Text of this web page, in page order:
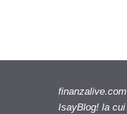
IsayBlog! la